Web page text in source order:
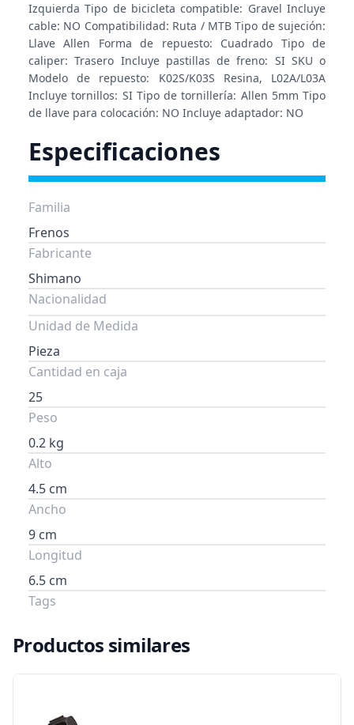
Izquierda Tipo de bicicleta compatible: Gravel Incluye
cable: NO Compatibilidad: Ruta / MTB Tipo de sujeción:
Llave Allen Forma de repuesto: Cuadrado Tipo de
caliper: Trasero Incluye pastillas de freno: SI SKU o
Modelo de repuesto: K02S/K03S Resina, L02A/L03A
Incluye tornillos: SI Tipo de tornillería: Allen 5mm Tipo
de llave para colocación: NO Incluye adaptador: NO
Especificaciones
Familia
Frenos
Fabricante
Shimano
Nacionalidad
Unidad de Medida
Pieza
Cantidad en caja
25
Peso
0.2 kg
Alto
4.5 cm
Ancho
9 cm
Longitud
6.5 cm
Tags
Productos similares